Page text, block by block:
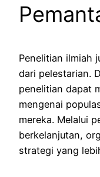
Penelitian ilmiah
dari pelestarian.
penelitian dapat
mengenai
mereka. Melalui
berkelanjutan,
strategi yang